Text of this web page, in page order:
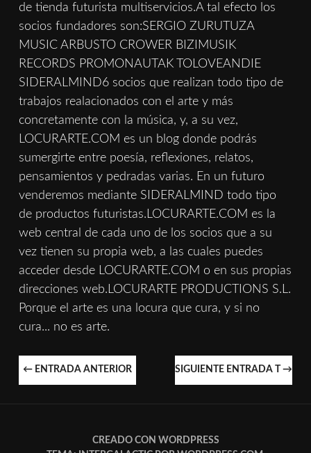
de tienda futurista multiservicios.A tal efecto los
socios fundadores son:SERGIO ZURUTUZA
MUSIC ARBUSTO CROWER BIZIMUSIK
RECORDS PROMONAUTAK TOLOVEANDIE
SIDERALMIND6 socios que realizan todo tipo de
trabajos realacionados con el arte y más
concretamente con la música, y, a su vez,
LOCURARTE.COM es un blog donde podrás
sumergirte entre poesía, reflexiones, relatos,
pensamientos y pedradas varias. En un futuro
venderemos mediante SIDERALMIND todo tipo
de productos futuristas.LOCURARTE.COM es la
web central de cada uno de los socios que a su
vez tienen su propia web, a las cuales puedes
acceder desde LOCURARTE.COM o en sus propias
direcciones web.LOCURARTE PRODUCTIONS S.L.
Porque el arte es una locura que cura, y si no
cura... no es arte.
NAVEGACIÓN
ENTRADAS
← ENTRADA ANTERIOR SIGUIENTE ENTRADA T →
CREADO CON WORDPRESS